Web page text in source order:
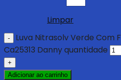
Limpar
Luva Nitrasolv Verde Com
Ca25313 Danny quantidade
Adicionar ao carrinho